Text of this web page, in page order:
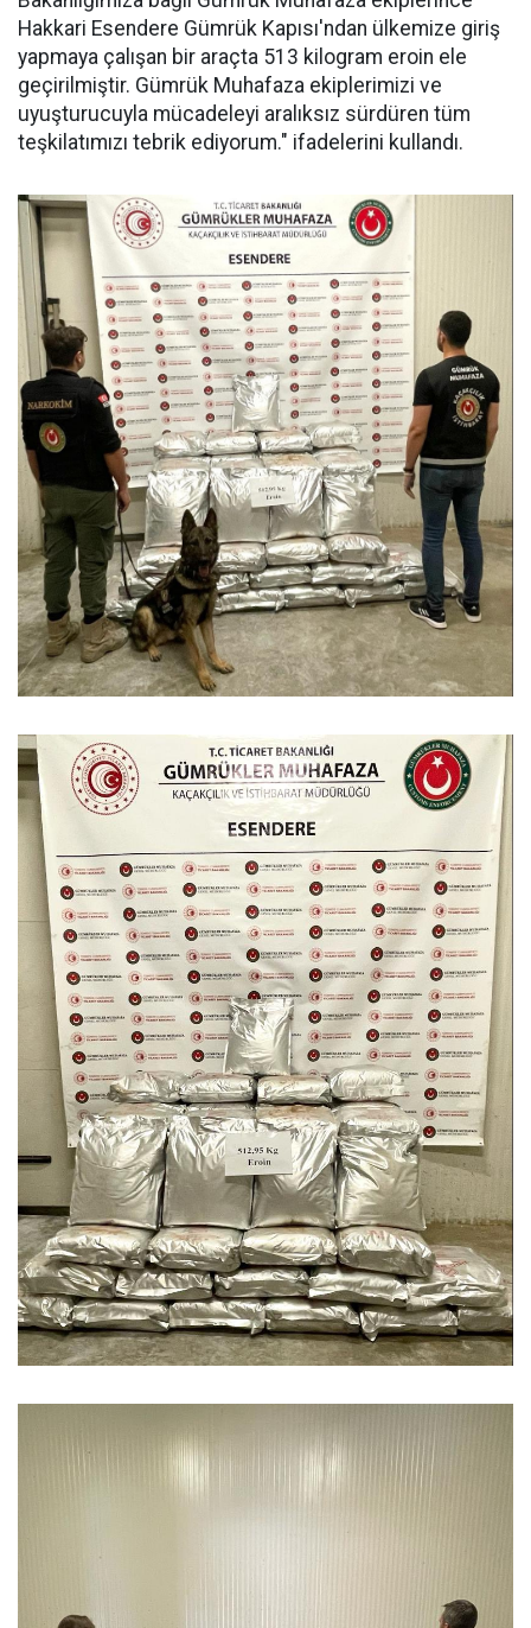
Hakkari Esendere Gümrük Kapısı'ndan ülkemize giriş
yapmaya çalışan bir araçta 513 kilogram eroin ele
geçirilmiştir. Gümrük Muhafaza ekiplerimizi ve
uyuşturucuyla mücadeleyi aralıksız sürdüren tüm
teşkilatımızı tebrik ediyorum." ifadelerini kullandı.